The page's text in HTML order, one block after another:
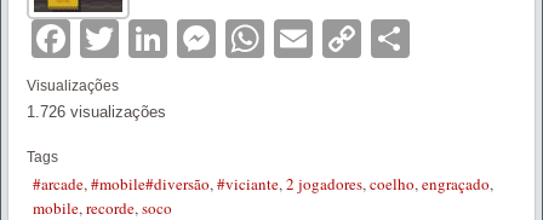
Facebook
TwitterLinkedIn
Messenger
WhatsApp
EmailCopy
Visualizações
1.726 visualizações
Tags
#arcade,#mobile#diversão,#viciante,2 jogadores,coelho,engraçado,
mobile,recorde,soco